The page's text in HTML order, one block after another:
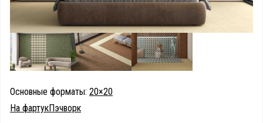
Основные форматы: 20×20
На фартукПэчворк